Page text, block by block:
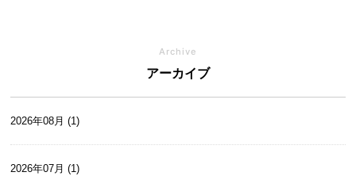
Archive
アーカイブ
2026年08月 (1)
2026年07月 (1)